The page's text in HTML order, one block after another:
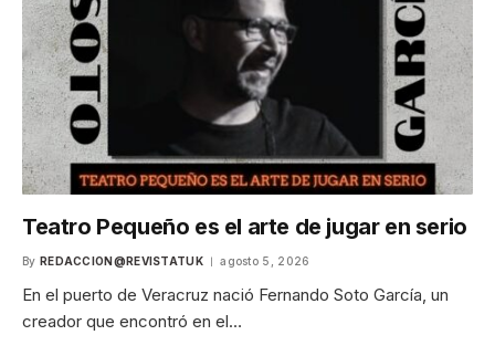
Teatro Pequeño es el arte de jugar en serio
By REDACCION@REVISTATUK agosto 5, 2026
En el puerto de Veracruz nació Fernando Soto García, un
creador que encontró en el…